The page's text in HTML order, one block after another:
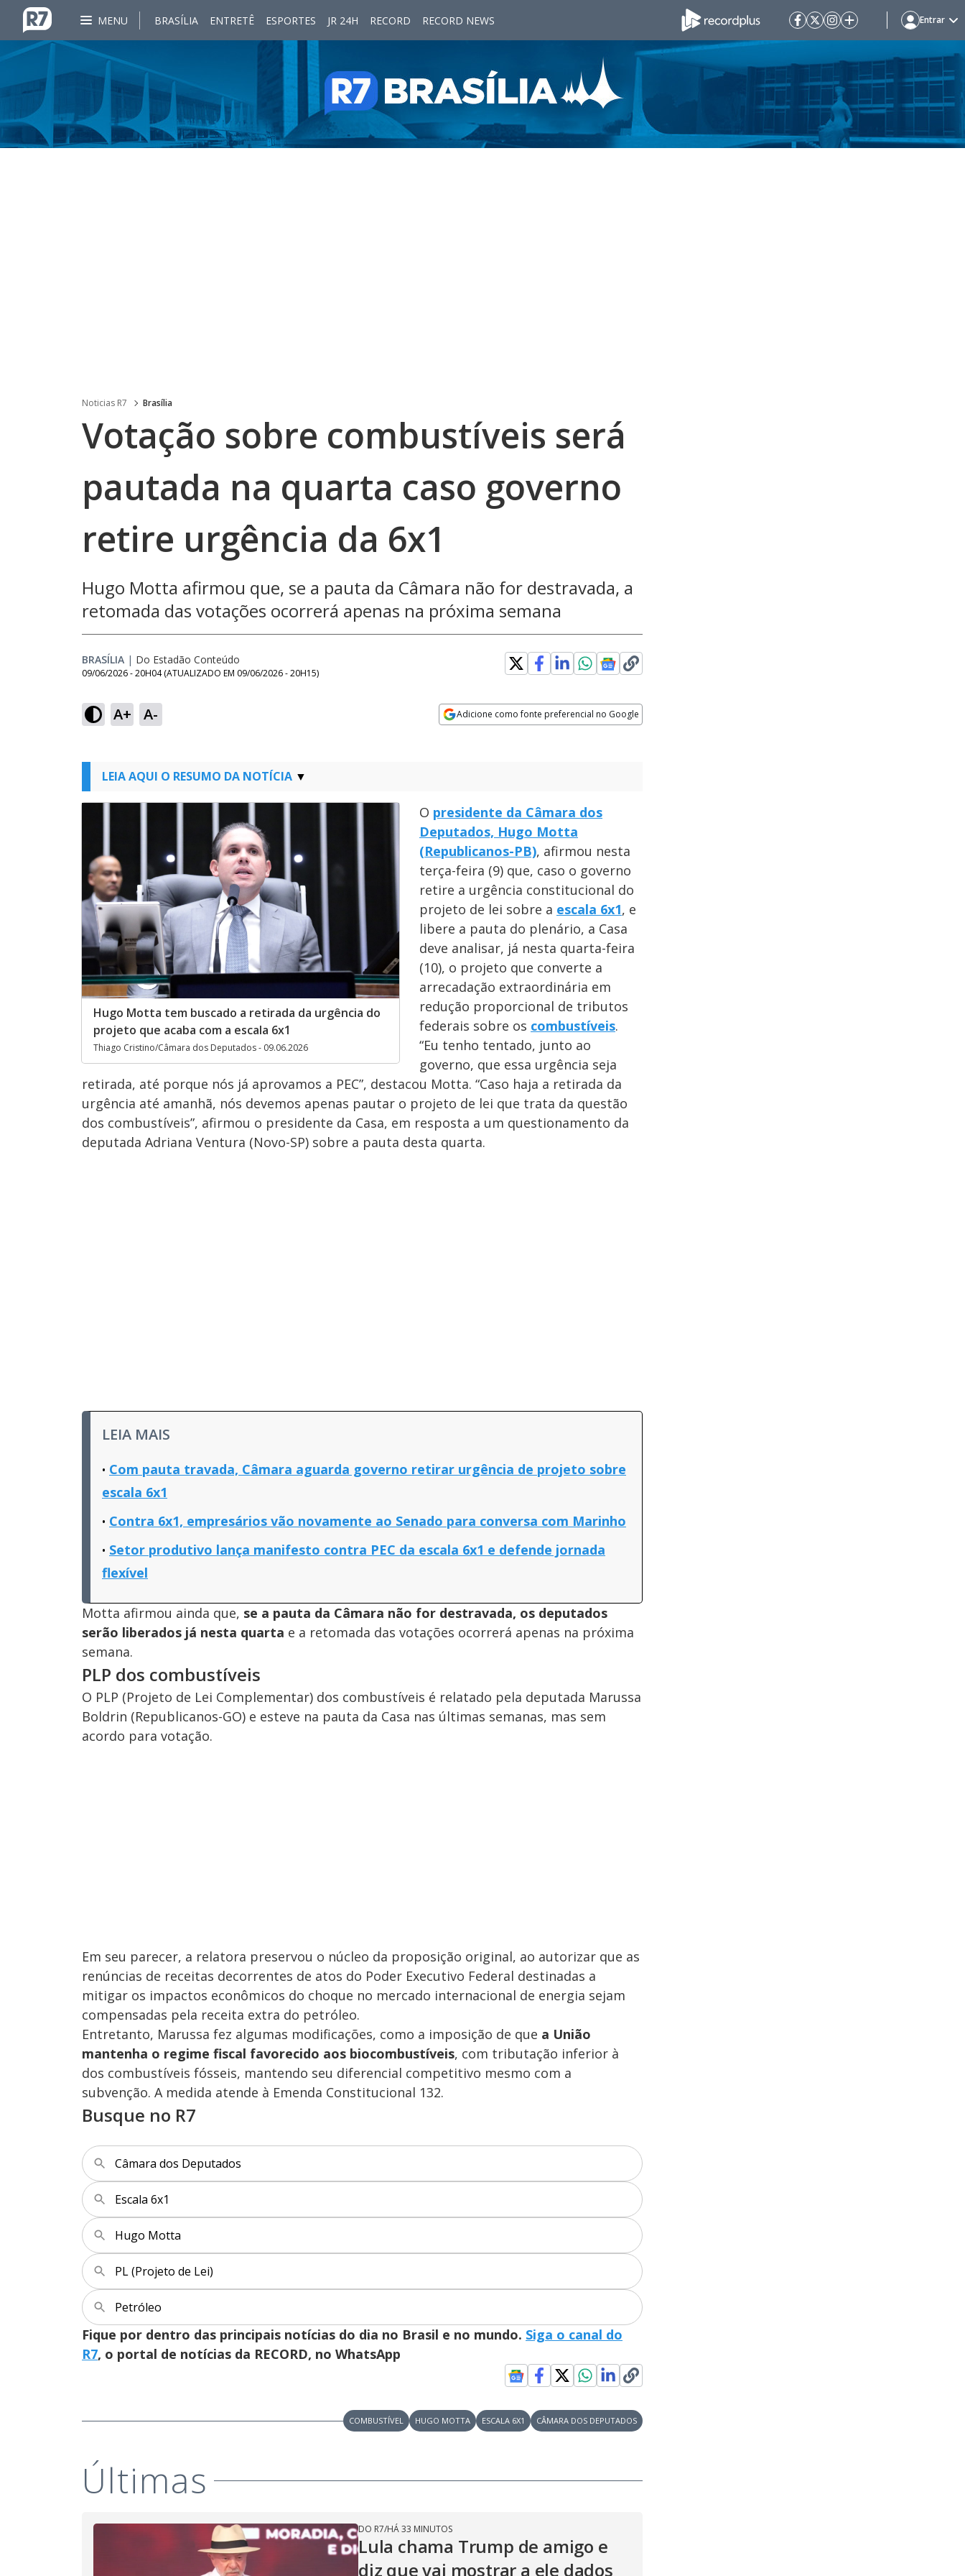
MENU BRASÍLIA ENTRETÊ ESPORTES JR 24H RECORD RECORD NEWS Entrar
Noticias R7 Brasília
Votação sobre combustíveis será
pautada na quarta caso governo
retire urgência da 6x1
Hugo Motta afirmou que, se a pauta da Câmara não for destravada, a
retomada das votações ocorrerá apenas na próxima semana
BRASÍLIA | Do Estadão Conteúdo
09/06/2026 - 20H04 (ATUALIZADO EM 09/06/2026 - 20H15)
A+ A- Adicione como fonte preferencial no Google
LEIA AQUI O RESUMO DA NOTÍCIA
Hugo Motta tem buscado a retirada da urgência do
projeto que acaba com a escala 6x1
Thiago Cristino/Câmara dos Deputados - 09.06.2026
O presidente da Câmara dos
Deputados, Hugo Motta
(Republicanos-PB), afirmou nesta
terça-feira (9) que, caso o governo
retire a urgência constitucional do
projeto de lei sobre a escala 6x1, e
libere a pauta do plenário, a Casa
deve analisar, já nesta quarta-feira
(10), o projeto que converte a
arrecadação extraordinária em
redução proporcional de tributos
federais sobre os combustíveis.
“Eu tenho tentado, junto ao
governo, que essa urgência seja
retirada, até porque nós já aprovamos a PEC”, destacou Motta. “Caso haja a retirada da
urgência até amanhã, nós devemos apenas pautar o projeto de lei que trata da questão
dos combustíveis”, afirmou o presidente da Casa, em resposta a um questionamento da
deputada Adriana Ventura (Novo-SP) sobre a pauta desta quarta.
LEIA MAIS
Com pauta travada, Câmara aguarda governo retirar urgência de projeto sobre
escala 6x1
Contra 6x1, empresários vão novamente ao Senado para conversa com Marinho
Setor produtivo lança manifesto contra PEC da escala 6x1 e defende jornada
flexível
Motta afirmou ainda que, se a pauta da Câmara não for destravada, os deputados
serão liberados já nesta quarta e a retomada das votações ocorrerá apenas na próxima
semana.
PLP dos combustíveis
O PLP (Projeto de Lei Complementar) dos combustíveis é relatado pela deputada Marussa
Boldrin (Republicanos-GO) e esteve na pauta da Casa nas últimas semanas, mas sem
acordo para votação.
Em seu parecer, a relatora preservou o núcleo da proposição original, ao autorizar que as
renúncias de receitas decorrentes de atos do Poder Executivo Federal destinadas a
mitigar os impactos econômicos do choque no mercado internacional de energia sejam
compensadas pela receita extra do petróleo.
Entretanto, Marussa fez algumas modificações, como a imposição de que a União
mantenha o regime fiscal favorecido aos biocombustíveis, com tributação inferior à
dos combustíveis fósseis, mantendo seu diferencial competitivo mesmo com a
subvenção. A medida atende à Emenda Constitucional 132.
Busque no R7
Câmara dos Deputados
Escala 6x1
Hugo Motta
PL (Projeto de Lei)
Petróleo
Fique por dentro das principais notícias do dia no Brasil e no mundo. Siga o canal do
R7, o portal de notícias da RECORD, no WhatsApp
COMBUSTÍVEL HUGO MOTTA ESCALA 6X1 CÂMARA DOS DEPUTADOS
Últimas
DO R7/HÁ 33 MINUTOS
Lula chama Trump de amigo e
diz que vai mostrar a ele dados